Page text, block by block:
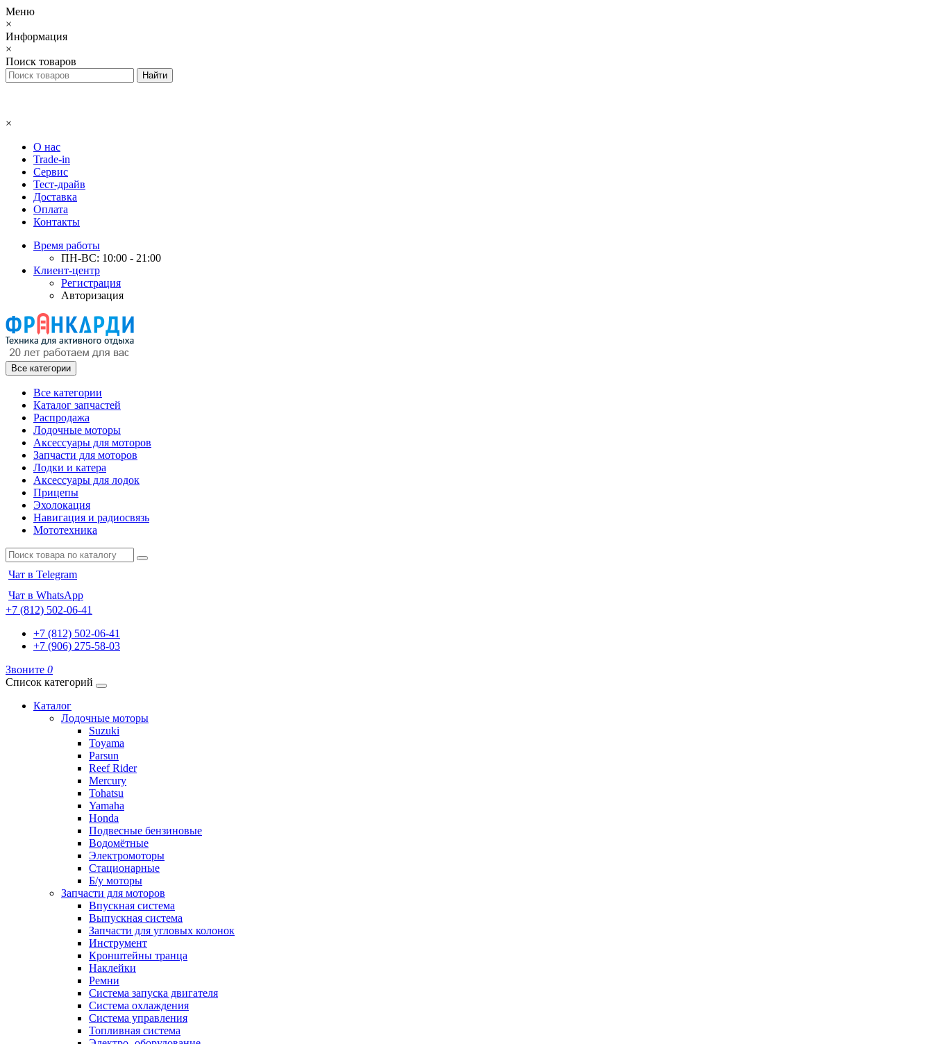
Меню
×
Информация
×
Поиск товаров
×
О нас
Trade-in
Сервис
Тест-драйв
Доставка
Оплата
Контакты
Время работы
ПН-ВС: 10:00 - 21:00
Клиент-центр
Регистрация
Авторизация
Все категории
Все категории
Каталог запчастей
Распродажа
Лодочные моторы
Аксессуары для моторов
Запчасти для моторов
Лодки и катера
Аксессуары для лодок
Прицепы
Эхолокация
Навигация и радиосвязь
Мототехника
Чат в Telegram
Чат в WhatsApp
+7 (812) 502-06-41
+7 (812) 502-06-41
+7 (906) 275-58-03
Звоните 0
Список категорий
Каталог
Лодочные моторы
Suzuki
Toyama
Parsun
Reef Rider
Mercury
Tohatsu
Yamaha
Honda
Подвесные бензиновые
Водомётные
Электромоторы
Стационарные
Б/у моторы
Запчасти для моторов
Впускная система
Выпускная система
Запчасти для угловых колонок
Инструмент
Кронштейны транца
Наклейки
Ремни
Система запуска двигателя
Система охлаждения
Система управления
Топливная система